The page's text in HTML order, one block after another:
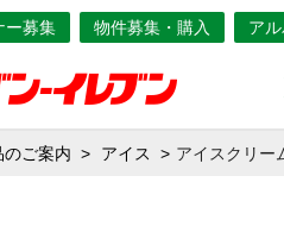
ー募集 物件募集・購入 ア
のご案内 アイス アイスクリー